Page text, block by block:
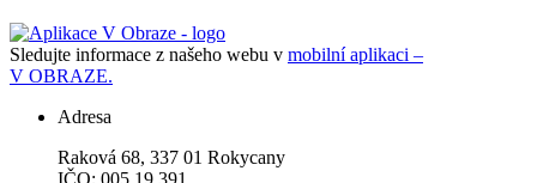
Sledujte informace z našeho webu v mobilní aplikaci –
V OBRAZE.
Adresa
Raková 68, 337 01 Rokycany
IČO: 005 19 391